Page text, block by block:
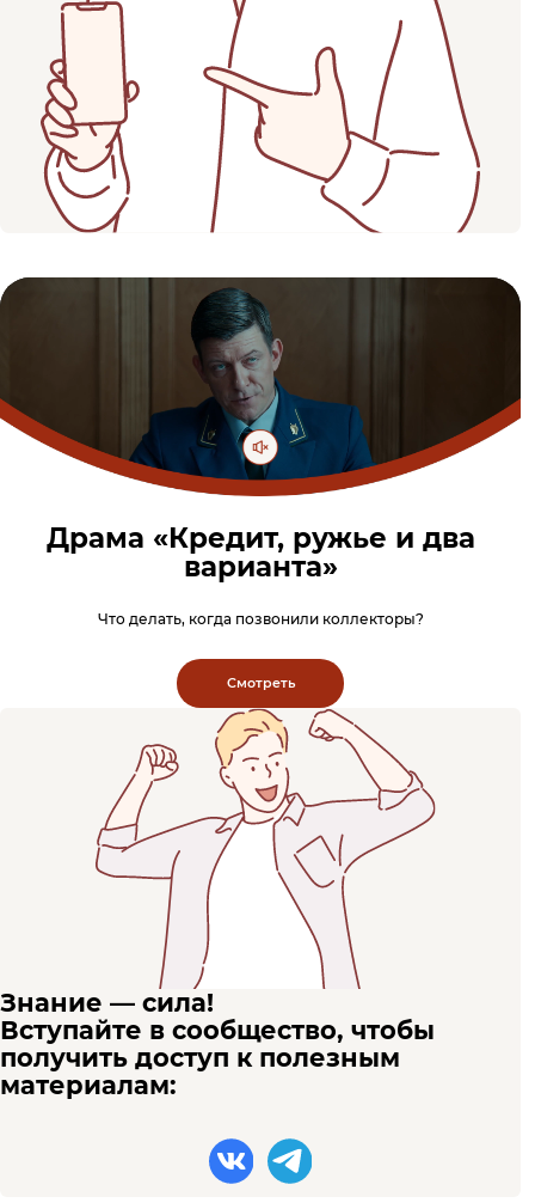
Драма «Кредит, ружье и два
варианта»
Что делать, когда позвонили коллекторы?
Смотреть
Знание — сила!
Вступайте в сообщество, чтобы
получить доступ к полезным
материалам: